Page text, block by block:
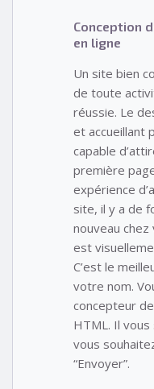
Conception
en ligne
Un site bien
de toute
réussie. Le
et accueillant
capable
première
expérience
site, il y a de
nouveau
est
C’est le
votre nom.
concepteur
HTML. Il
vous
“Envoyer”.